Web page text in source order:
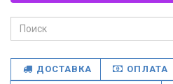
ДОСТАВКА ОПЛАТА